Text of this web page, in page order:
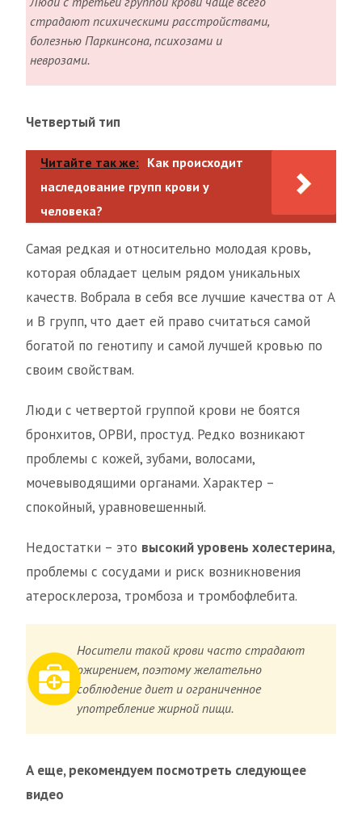
страдают психическими расстройствами,
болезнью Паркинсона, психозами и
неврозами.
Четвертый тип
Читайте так же: Как происходит
наследование групп крови у
человека?
Самая редкая и относительно молодая кровь,
которая обладает целым рядом уникальных
качеств. Вобрала в себя все лучшие качества от А
и В групп, что дает ей право считаться самой
богатой по генотипу и самой лучшей кровью по
своим свойствам.
Люди с четвертой группой крови не боятся
бронхитов, ОРВИ, простуд. Редко возникают
проблемы с кожей, зубами, волосами,
мочевыводящими органами. Характер –
спокойный, уравновешенный.
Недостатки – это высокий уровень холестерина,
проблемы с сосудами и риск возникновения
атеросклероза, тромбоза и тромбофлебита.
Носители такой крови часто страдают
ожирением, поэтому желательно
соблюдение диет и ограниченное
употребление жирной пищи.
А еще, рекомендуем посмотреть следующее
видео